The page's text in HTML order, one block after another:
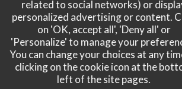
related to social networks) or
personalized advertising or content.
on 'OK, accept all', 'Deny all' or
'Personalize' to manage your
You can change your choices at any
clicking on the cookie icon at the
left of the site pages.
customer ratings